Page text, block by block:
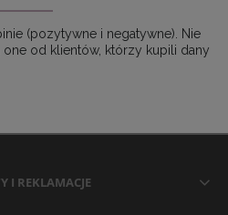
(pozytywne i negatywne). Nie
od klientów, którzy kupili dany
I REKLAMACJE